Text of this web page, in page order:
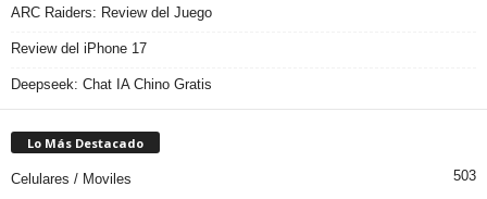
ARC Raiders: Review del Juego
Review del iPhone 17
Deepseek: Chat IA Chino Gratis
Lo Más Destacado
Celulares / Moviles 503